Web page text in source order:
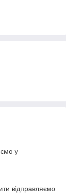
у
відправляємо